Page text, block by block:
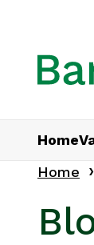
Home
Home